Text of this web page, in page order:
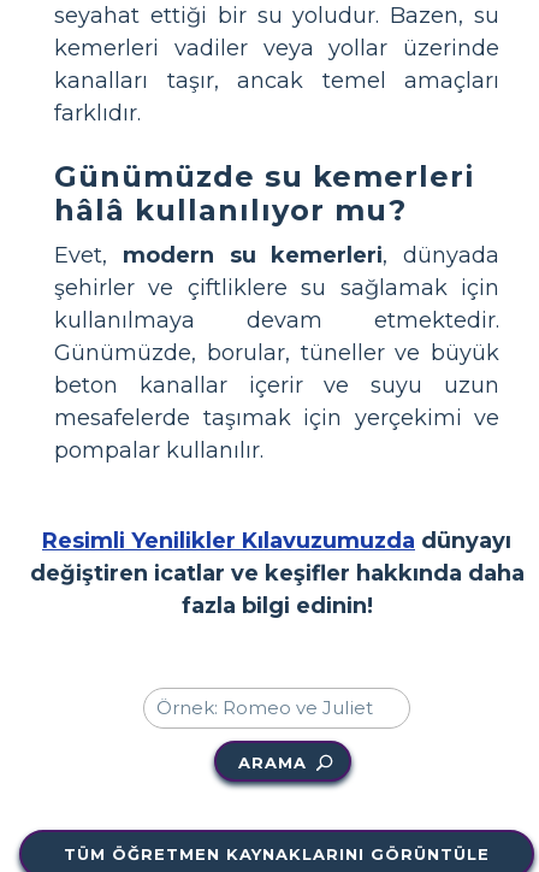
seyahat ettiği bir su yoludur. Bazen, su
kemerleri vadiler veya yollar üzerinde
kanalları taşır, ancak temel amaçları
farklıdır.
Günümüzde su kemerleri
hâlâ kullanılıyor mu?
Evet, modern su kemerleri, dünyada
şehirler ve çiftliklere su sağlamak için
kullanılmaya devam etmektedir.
Günümüzde, borular, tüneller ve büyük
beton kanallar içerir ve suyu uzun
mesafelerde taşımak için yerçekimi ve
pompalar kullanılır.
Resimli Yenilikler Kılavuzumuzda dünyayı
değiştiren icatlar ve keşifler hakkında daha
fazla bilgi edinin!
ARAMA
TÜM ÖĞRETMEN KAYNAKLARINI GÖRÜNTÜLE